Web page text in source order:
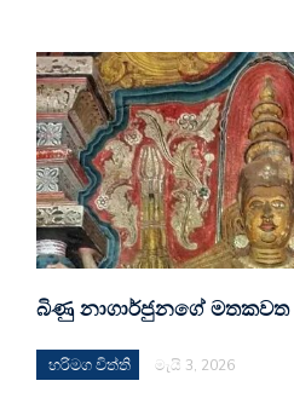
බිණු නාගාර්ජුනගේ මතකව​ත
හරිමග විත්ති මැයි 3, 2026